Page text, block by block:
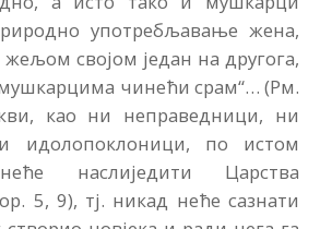
употребљавање жена,
својом један на другога,
чинећи срам“… (Рм.
као ни неправедници, ни
идолопоклоници, по истом
наслиједити Царства
5, 9), тј. никад неће сазнати